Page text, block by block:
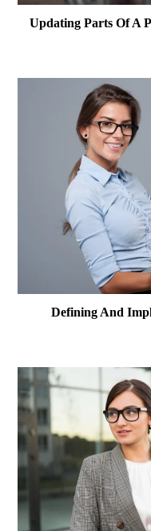
Updating Parts Of A
Defining And